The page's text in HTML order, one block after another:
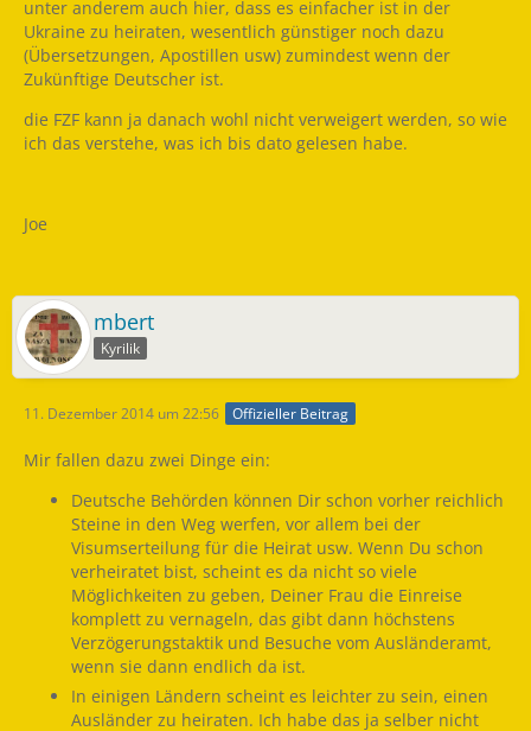
unter anderem auch hier, dass es einfacher ist in der
Ukraine zu heiraten, wesentlich günstiger noch dazu
(Übersetzungen, Apostillen usw) zumindest wenn der
Zukünftige Deutscher ist.
die FZF kann ja danach wohl nicht verweigert werden, so wie
ich das verstehe, was ich bis dato gelesen habe.
Joe
mbert
Kyrilik
11. Dezember 2014 um 22:56 Offizieller Beitrag
Mir fallen dazu zwei Dinge ein:
Deutsche Behörden können Dir schon vorher reichlich
Steine in den Weg werfen, vor allem bei der
Visumserteilung für die Heirat usw. Wenn Du schon
verheiratet bist, scheint es da nicht so viele
Möglichkeiten zu geben, Deiner Frau die Einreise
komplett zu vernageln, das gibt dann höchstens
Verzögerungstaktik und Besuche vom Ausländeramt,
wenn sie dann endlich da ist.
In einigen Ländern scheint es leichter zu sein, einen
Ausländer zu heiraten. Ich habe das ja selber nicht